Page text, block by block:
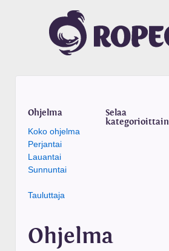
Ohjelma
Koko ohjelma
Perjantai
Lauantai
Sunnuntai
Tauluttaja
Selaa
kategorioittain
Ohjelma